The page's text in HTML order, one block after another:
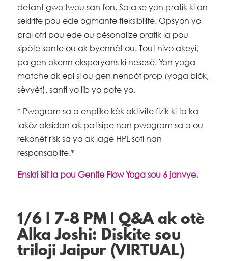
detant gwo twou san fon. Sa a se yon pratik ki an
sekirite pou ede ogmante fleksibilite. Opsyon yo
pral ofri pou ede ou pèsonalize pratik la pou
sipòte sante ou ak byennèt ou. Tout nivo akeyi,
pa gen okenn eksperyans ki nesesè. Yon yoga
matche ak epi si ou gen nenpòt prop (yoga blòk,
sèvyèt), santi yo lib yo pote yo.
* Pwogram sa a enplike kèk aktivite fizik ki ta ka
lakòz aksidan ak patisipe nan pwogram sa a ou
rekonèt risk sa yo ak lage HPL soti nan
responsablite.*
Enskri isit la pou Gentle Flow Yoga sou 6 janvye.
1/6 | 7-8 PM | Q&A ak otè
Alka Joshi: Diskite sou
triloji Jaipur (VIRTUAL)